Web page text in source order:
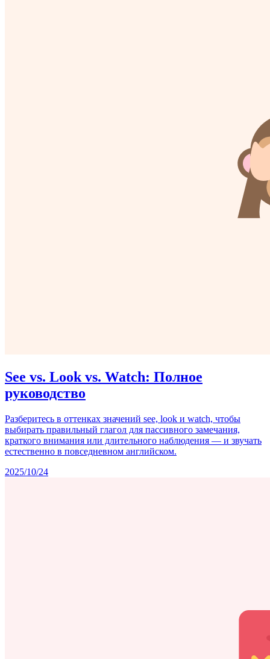
See vs. Look vs. Watch: Полное
руководство
Разберитесь в оттенках значений see, look и watch, чтобы
выбирать правильный глагол для пассивного замечания,
краткого внимания или длительного наблюдения — и звучать
естественно в повседневном английском.
2025/10/24